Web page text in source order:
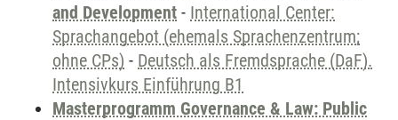
and Development - International Center:
Sprachangebot (ehemals Sprachenzentrum;
ohne CPs) - Deutsch als Fremdsprache (DaF).
Intensivkurs Einführung B1
Masterprogramm Governance & Law: Public